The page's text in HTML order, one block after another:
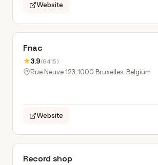
Website
Fnac
★3.9(8415)
Rue Neuve 123, 1000 Bruxelles, Belgium
Website
Record shop